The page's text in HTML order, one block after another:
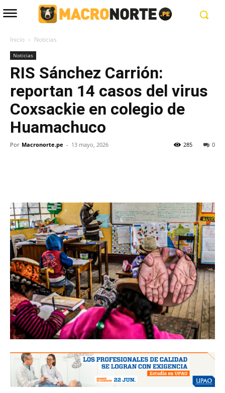
Inicio Noticias
Noticias
RIS Sánchez Carrión:
reportan 14 casos del virus
Coxsackie en colegio de
Huamachuco
Por Macronorte.pe - 13 mayo, 2026 0
285